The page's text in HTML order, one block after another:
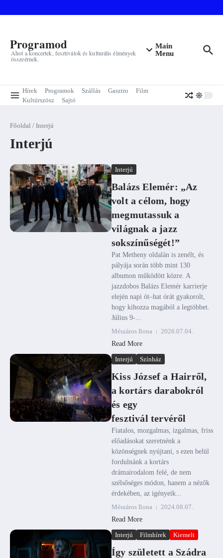
Programod
Ahol a koncertek, fesztiválok és kulturális élmények
összeérnek.
Main
Menu
Hírek Programok Szállás Gasztro
Film
Kultúrszösz
Sajtó
Főoldal / Interjú
Interjú
Interjú
Balázs Elemér: „Az
volt a célom, hogy
megmutassuk a
világnak a jazz
sokszínűségét!”
Pat Metheny oldalán is zenélt, és
pályája során több mint 130
albumon működött közre. A
jazzdobos Balázs Elemér karrierje
elején napi öt–hat órát gyakorolt,
hogy kihozza magából a legtöbbet.
Július 9-...
Mészáros Ilona
2026.07.04.
Read More
Interjú Színház
Kiss József a Hairről,
a kortárs darabokról
és egy
fesztivál tervéről
Fiatalos, mozgalmas, izgalmas, friss
előadásokat szeretnénk a
közönségnek nyújtani, s ezen belül
fordulnánk a kortárs
drámairodalom felé, de nem
szélsőséges módon, hanem a nézők
érdekében, az igényeik...
Mészáros Ilona
2024.08.07.
Read More
Interjú Filmhírek Kiemelt
Így született a Szádra